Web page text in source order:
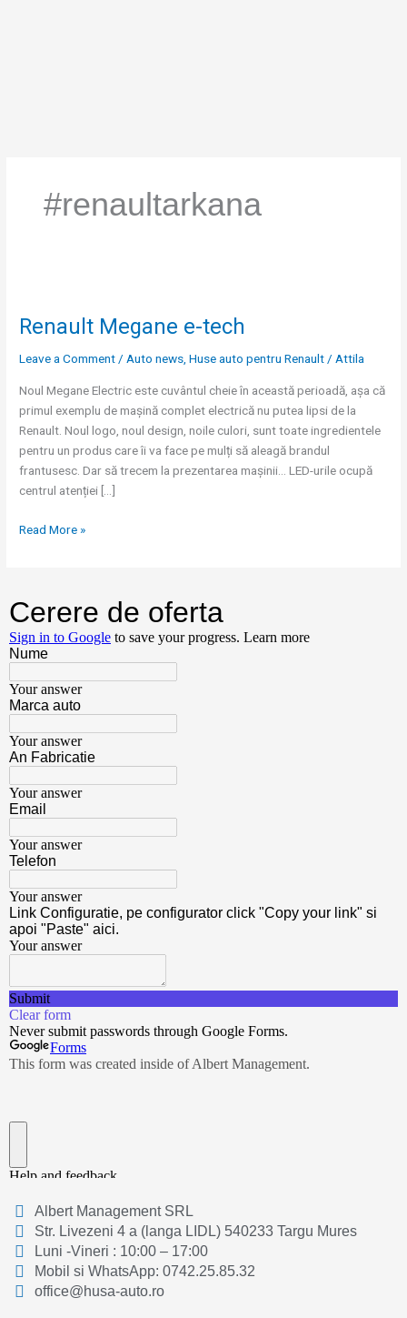
#renaultarkana
Renault Megane e-tech
Leave a Comment/Auto news,Huse auto pentru Renault/Attila
Noul Megane Electric este cuvântul cheie în această perioadă, așa că
primul exemplu de mașină complet electrică nu putea lipsi de la
Renault. Noul logo, noul design, noile culori, sunt toate ingredientele
pentru un produs care îi va face pe mulți să aleagă brandul
frantusesc. Dar să trecem la prezentarea mașinii… LED-urile ocupă
centrul atenției […]
e-
Read More »
Albert Management SRL
Str. Livezeni 4 a (langa LIDL) 540233 Targu Mures
Luni -Vineri : 10:00 – 17:00
Mobil si WhatsApp: 0742.25.85.32
office@husa-auto.ro